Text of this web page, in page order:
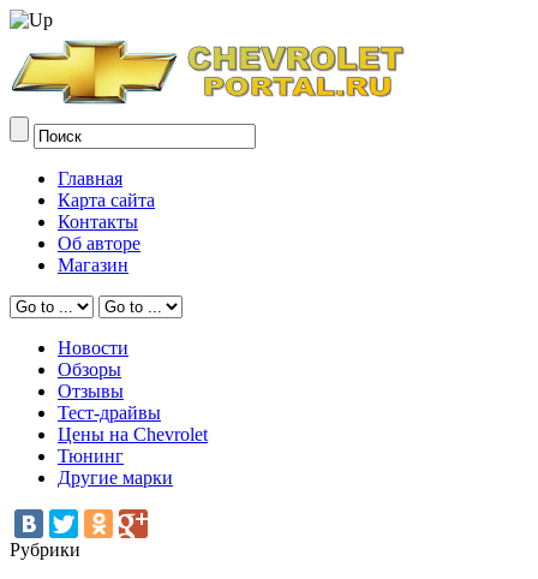
Главная
Карта сайта
Контакты
Об авторе
Магазин
Новости
Обзоры
Отзывы
Тест-драйвы
Цены на Chevrolet
Тюнинг
Другие марки
Рубрики